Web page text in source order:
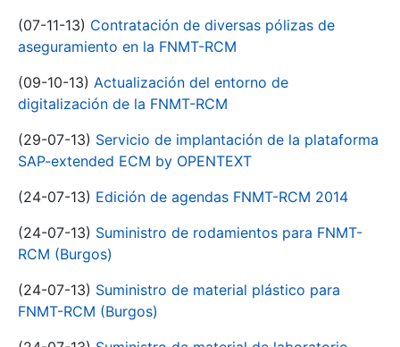
(07-11-13) Contratación de diversas pólizas de
aseguramiento en la FNMT-RCM
(09-10-13) Actualización del entorno de
digitalización de la FNMT-RCM
(29-07-13) Servicio de implantación de la plataforma
SAP-extended ECM by OPENTEXT
(24-07-13) Edición de agendas FNMT-RCM 2014
(24-07-13) Suministro de rodamientos para FNMT-
RCM (Burgos)
(24-07-13) Suministro de material plástico para
FNMT-RCM (Burgos)